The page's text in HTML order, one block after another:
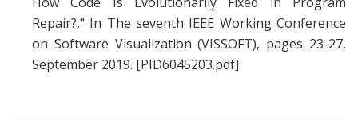
Repair?," In The seventh IEEE Working Conference
on Software Visualization (VISSOFT), pages 23-27,
September 2019. [PID6045203.pdf]